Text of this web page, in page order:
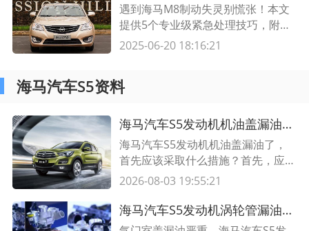
遇到海马M8制动失灵别慌张！本文
提供5个专业级紧急处理技巧，附故
障原因分析和日常预防指南，关键时
2025-06-20 18:16:21
海马汽车S5资料
海马汽车S5发动机机油盖漏油了,发动机舱机油加注口漏油
海马汽车S5发动机机油盖漏油了，
首先应该采取什么措施？首先，应该
将发动机机油盖拆下来检查，确定漏
紧固螺栓松动，就需要更换新的机油
盖；如果机油盖没有问题，可能是由
2026-08-03 19:55:21
海马汽车S5发动机涡轮管漏油怎么修?发动机涡轮漏油吗还能开吗